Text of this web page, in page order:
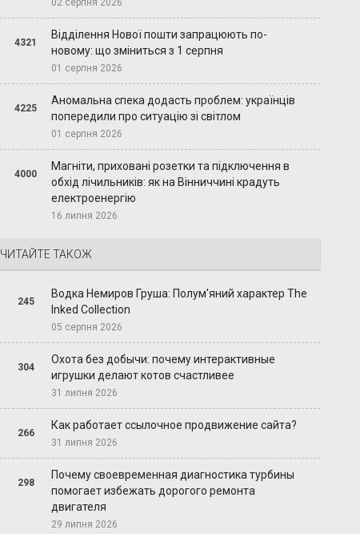
02 серпня 2026
4321
Відділення Нової пошти запрацюють по-
новому: що зміниться з 1 серпня
01 серпня 2026
4225
Аномальна спека додасть проблем: українців
попередили про ситуацію зі світлом
01 серпня 2026
4000
Магніти, приховані розетки та підключення в
обхід лічильників: як на Вінниччині крадуть
електроенергію
16 липня 2026
ЧИТАЙТЕ ТАКОЖ
245
Водка Немиров Груша: Полум'яний характер The
Inked Collection
05 серпня 2026
304
Охота без добычи: почему интерактивные
игрушки делают котов счастливее
31 липня 2026
266
Как работает ссылочное продвижение сайта?
31 липня 2026
298
Почему своевременная диагностика турбины
помогает избежать дорогого ремонта
двигателя
29 липня 2026